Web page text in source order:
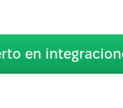
en